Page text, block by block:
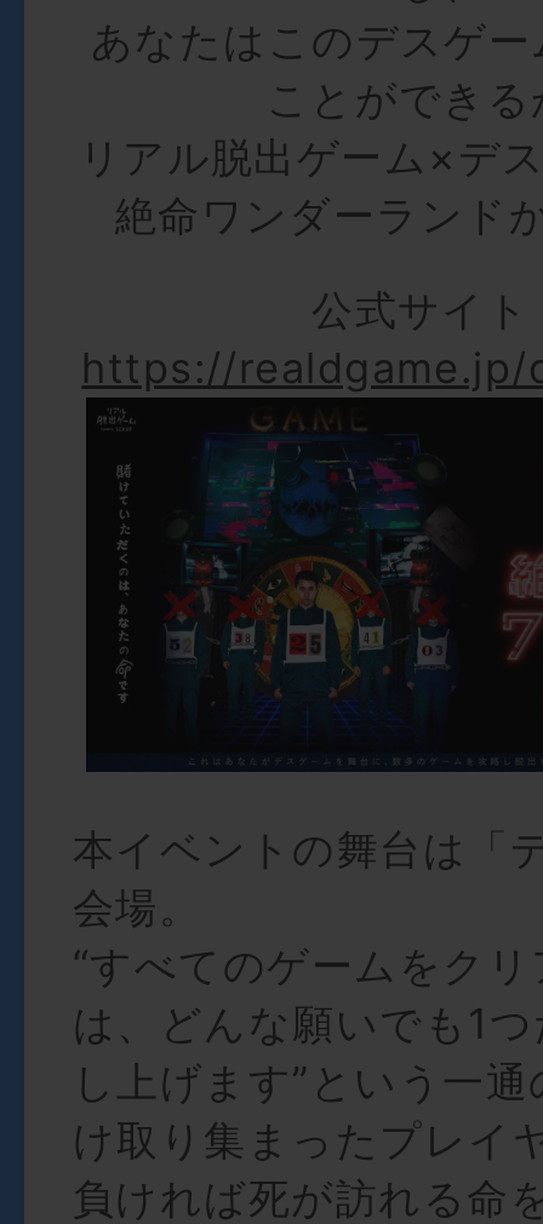
あなたはこのデスゲ
ことができる
リアル脱出ゲーム×デ
絶命ワンダーランド
公式サイト
https://realdgame.jp/
本イベントの舞台は「
会場。
“すべてのゲームをク
は、どんな願いでも1
し上げます”という一
け取り集まったプレイ
負ければ死が訪れる命